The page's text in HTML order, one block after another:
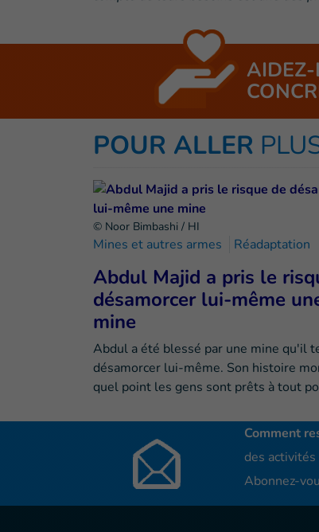
AIDEZ-
POUR ALLER
© Noor Bimbashi / HI
Mines et autres armes Réadaptation
Abdul Majid a pris le
désamorcer lui-même
mine
Abdul a été blessé par une mine qu'il
désamorcer lui-même. Son histoire
quel point les gens sont prêts à tout
Comment
des
Abonnez-